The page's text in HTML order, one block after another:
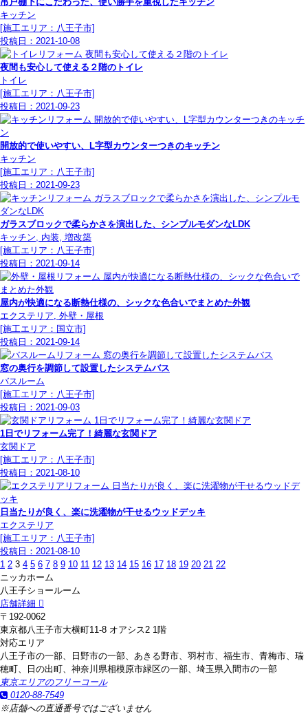
キッチン
[施工エリア：八王子市]
投稿日： 2021-10-08
夜間も安心して使える２階のトイレ
トイレ
[施工エリア：八王子市]
投稿日： 2021-09-23
開放的で使いやすい、L字型カウンターつきのキッチン
キッチン
[施工エリア：八王子市]
投稿日： 2021-09-23
ガラスブロックで柔らかさを演出した、シンプルモダンなLDK
キッチン, 内装, 増改築
[施工エリア：八王子市]
投稿日： 2021-09-14
屋内が快適になる断熱仕様の、シックな色合いでまとめた外観
エクステリア, 外壁・屋根
[施工エリア：国立市]
投稿日： 2021-09-14
窓の奥行を調節して設置したシステムバス
バスルーム
[施工エリア：八王子市]
投稿日： 2021-09-03
1日でリフォーム完了！綺麗な玄関ドア
玄関ドア
[施工エリア：八王子市]
投稿日： 2021-08-10
日当たりが良く、楽に洗濯物が干せるウッドデッキ
エクステリア
[施工エリア：八王子市]
投稿日： 2021-08-10
1 2 3 4 5 6 7 8 9 10 11 12 13 14 15 16 17 18 19 20 21 22
ニッカホーム
八王子ショールーム
店舗詳細
〒192-0062
東京都八王子市大横町11-8 オアシス2 1階
対応エリア
八王子市の一部、日野市の一部、あきる野市、羽村市、福生市、青梅市、瑞
穂町、日の出町、神奈川県相模原市緑区の一部、埼玉県入間市の一部
東京エリアのフリーコール
0120-88-7549
※店舗への直通番号ではございません